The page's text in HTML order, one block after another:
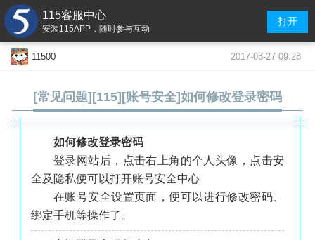
115客服中心
安装115APP，随时参与互动
打开
11500 2017-03-27 09:28
[常见问题][115][账号安全]如何修改登录密码
如何修改登录密码
登录网站后，点击右上角的个人头像，点击安
全及隐私便可以打开账号安全中心
在账号安全设置页面，便可以进行修改密码、
绑定手机等操作了。